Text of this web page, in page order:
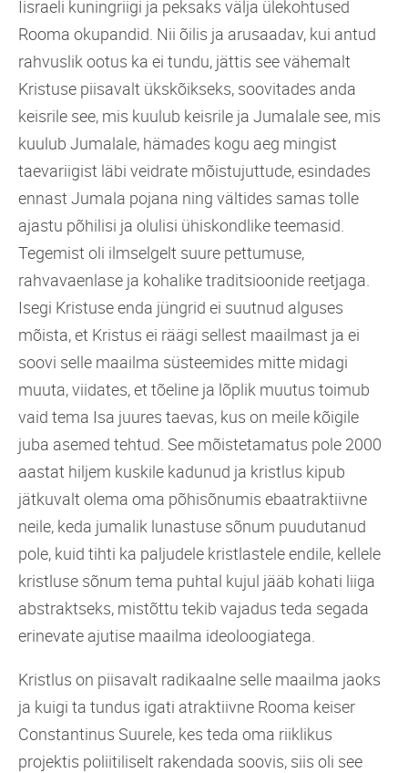
Iisraeli kuningriigi ja peksaks välja ülekohtused
Rooma okupandid. Nii õilis ja arusaadav, kui antud
rahvuslik ootus ka ei tundu, jättis see vähemalt
Kristuse piisavalt ükskõikseks, soovitades anda
keisrile see, mis kuulub keisrile ja Jumalale see, mis
kuulub Jumalale, hämades kogu aeg mingist
taevariigist läbi veidrate mõistujuttude, esindades
ennast Jumala pojana ning vältides samas tolle
ajastu põhilisi ja olulisi ühiskondlike teemasid.
Tegemist oli ilmselgelt suure pettumuse,
rahvavaenlase ja kohalike traditsioonide reetjaga.
Isegi Kristuse enda jüngrid ei suutnud alguses
mõista, et Kristus ei räägi sellest maailmast ja ei
soovi selle maailma süsteemides mitte midagi
muuta, viidates, et tõeline ja lõplik muutus toimub
vaid tema Isa juures taevas, kus on meile kõigile
juba asemed tehtud. See mõistetamatus pole 2000
aastat hiljem kuskile kadunud ja kristlus kipub
jätkuvalt olema oma põhisõnumis ebaatraktiivne
neile, keda jumalik lunastuse sõnum puudutanud
pole, kuid tihti ka paljudele kristlastele endile, kellele
kristluse sõnum tema puhtal kujul jääb kohati liiga
abstraktseks, mistõttu tekib vajadus teda segada
erinevate ajutise maailma ideoloogiatega.
Kristlus on piisavalt radikaalne selle maailma jaoks
ja kuigi ta tundus igati atraktiivne Rooma keiser
Constantinus Suurele, kes teda oma riiklikus
projektis poliitiliselt rakendada soovis, siis oli see